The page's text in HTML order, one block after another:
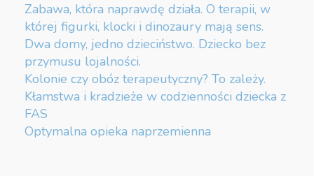
Zabawa, która naprawdę działa. O terapii, w
której figurki, klocki i dinozaury mają sens.
Dwa domy, jedno dzieciństwo. Dziecko bez
przymusu lojalności.
Kolonie czy obóz terapeutyczny? To zależy.
Kłamstwa i kradzieże w codzienności dziecka z
FAS
Optymalna opieka naprzemienna